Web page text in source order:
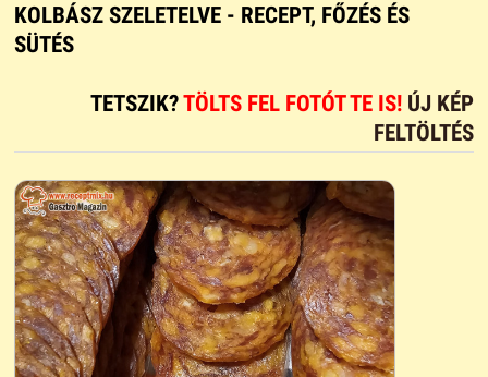
KOLBÁSZ SZELETELVE - RECEPT, FŐZÉS ÉS
SÜTÉS
TETSZIK?TÖLTS FEL FOTÓT TE IS! ÚJ KÉP
FELTÖLTÉS